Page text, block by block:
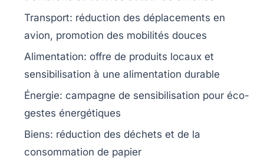
Transport: réduction des déplacements en
avion, promotion des mobilités douces
Alimentation: offre de produits locaux et
sensibilisation à une alimentation durable
Énergie: campagne de sensibilisation pour éco-
gestes énergétiques
Biens: réduction des déchets et de la
consommation de papier